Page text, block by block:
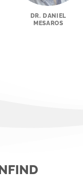
DR. DANIEL
MESAROS